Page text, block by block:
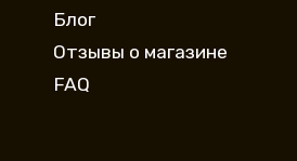
Блог
Отзывы о магазине
FAQ